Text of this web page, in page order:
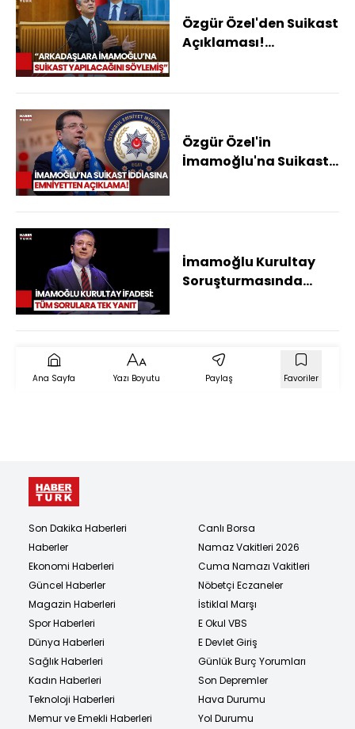
Verildi
Özgür Özel'den Suikast
Açıklaması!
Özgür Özel'in
İmamoğlu'na Suikast
Açıklama Geldi!
İmamoğlu Kurultay
Soruşturmasında
Çıkarılıyor
Ana Sayfa Yazı Boyutu Paylaş Favoriler
Son Dakika Haberleri
Haberler
Ekonomi Haberleri
Güncel Haberler
Magazin Haberleri
Spor Haberleri
Dünya Haberleri
Sağlık Haberleri
Kadın Haberleri
Teknoloji Haberleri
Memur ve Emekli Haberleri
Canlı Borsa
Namaz Vakitleri 2026
Cuma Namazı Vakitleri
Nöbetçi Eczaneler
İstiklal Marşı
E Okul VBS
E Devlet Giriş
Günlük Burç Yorumları
Son Depremler
Hava Durumu
Yol Durumu